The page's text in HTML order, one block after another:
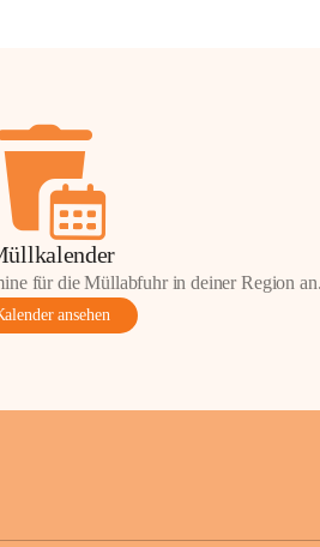
für die Müllabfuhr in deiner Region
ansehen